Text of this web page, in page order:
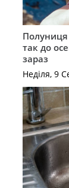
Полуниця
так до
зараз
Неділя, 9